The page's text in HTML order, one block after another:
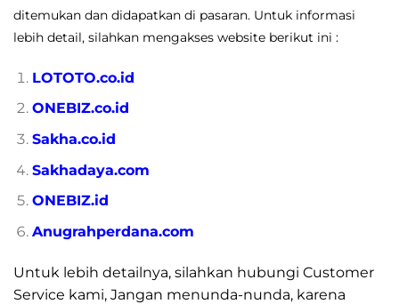
ditemukan dan didapatkan di pasaran. Untuk informasi
lebih detail, silahkan mengakses website berikut ini :
LOTOTO.co.id
ONEBIZ.co.id
Sakha.co.id
Sakhadaya.com
ONEBIZ.id
Anugrahperdana.com
Untuk lebih detailnya, silahkan hubungi Customer
Service kami, Jangan menunda-nunda, karena